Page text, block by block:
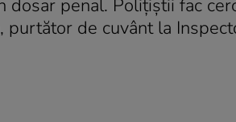
dosar penal. Polițiștii fac
purtător de cuvânt la